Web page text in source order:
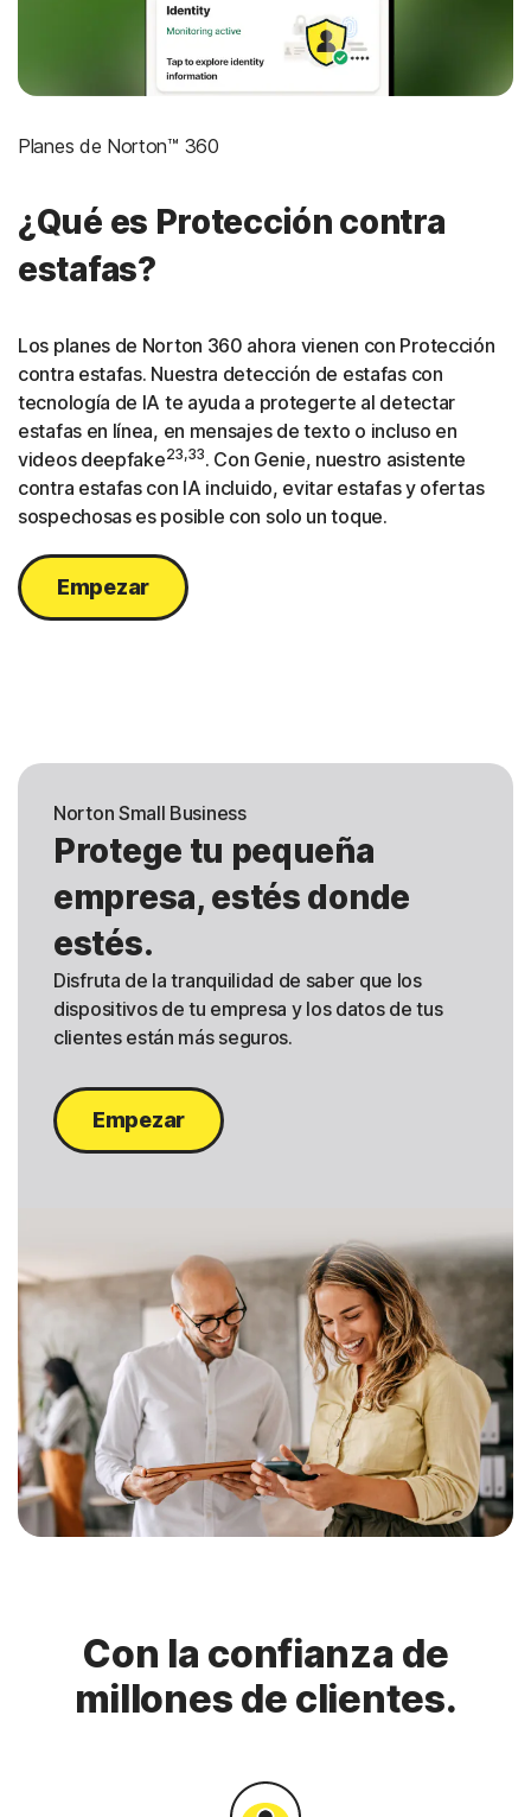
Planes de Norton™ 360
¿Qué es Protección contra
estafas?
Los planes de Norton 360 ahora vienen con Protección
contra estafas. Nuestra detección de estafas con
tecnología de IA te ayuda a protegerte al detectar
estafas en línea, en mensajes de texto o incluso en
videos deepfake23,33. Con Genie, nuestro asistente
contra estafas con IA incluido, evitar estafas y ofertas
sospechosas es posible con solo un toque.
Empezar
Norton Small Business
Protege tu pequeña
empresa, estés donde
estés.
Disfruta de la tranquilidad de saber que los
dispositivos de tu empresa y los datos de tus
clientes están más seguros.
Empezar
Con la confianza de
millones de clientes.